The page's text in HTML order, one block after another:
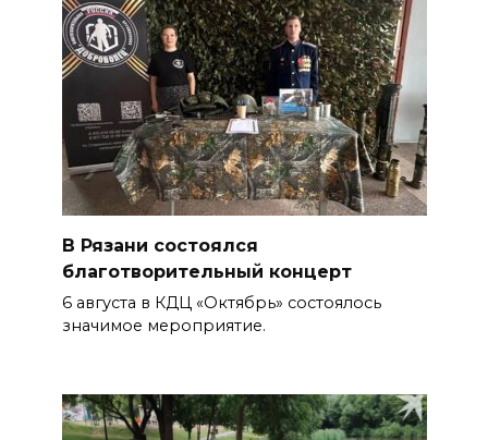
В Рязани состоялся
благотворительный концерт
6 августа в КДЦ «Октябрь» состоялось
значимое мероприятие.